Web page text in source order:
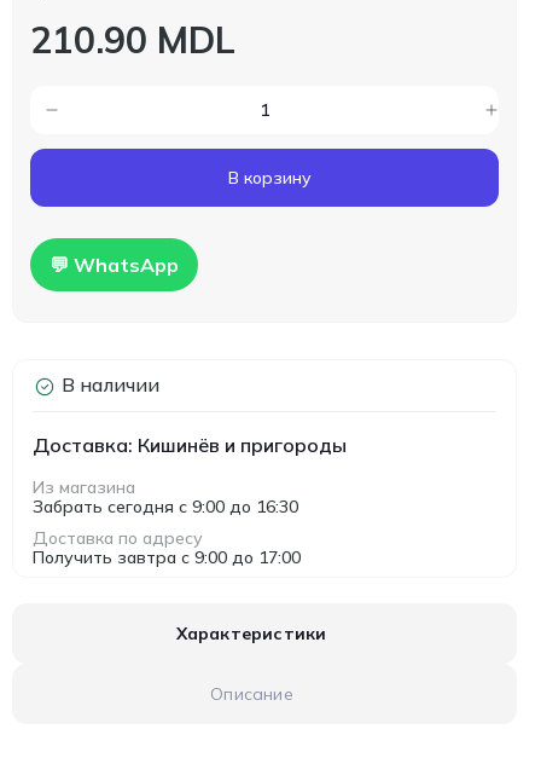
210.90 MDL
В корзину
💬 WhatsApp
В наличии
Доставка: Кишинёв и пригороды
Из магазина
Забрать сегодня с 9:00 до 16:30
Доставка по адресу
Получить завтра с 9:00 до 17:00
Характеристики
Описание